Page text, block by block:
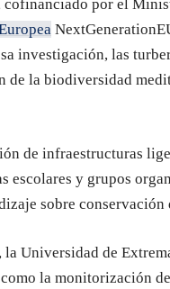
por el
investigación, las
de la biodiversidad
de infraestructuras
escolares y grupos
sobre conservación
Universidad de
la monitorización